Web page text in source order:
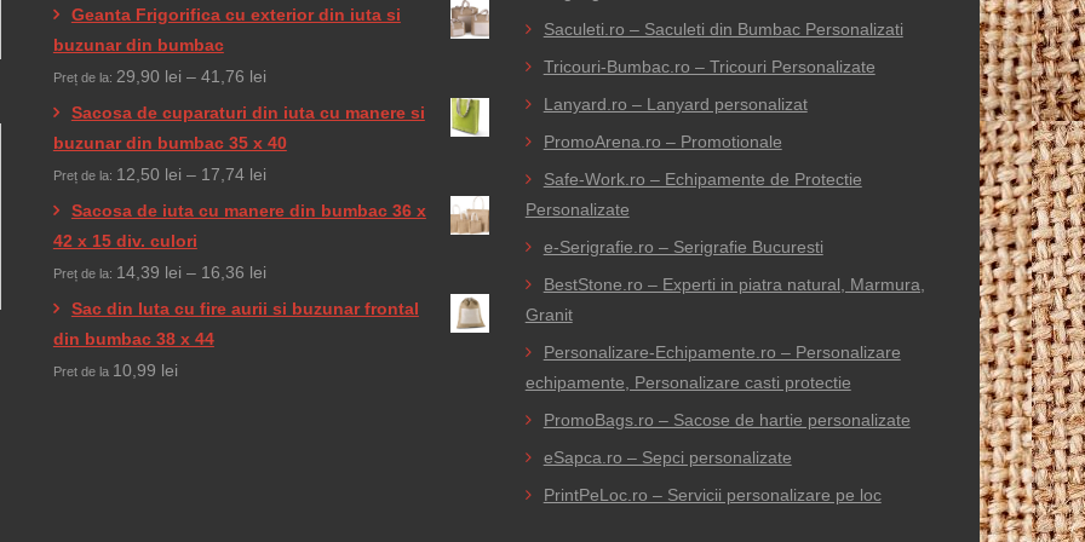
de
3,95 lei
Geanta Frigorifica cu exterior din iuta si
buzunar din bumbac
Preț de la: 29,90 lei – 41,76 leiInterval
de
prețuri:
29,90 lei
Sacosa de cuparaturi din iuta cu manere si
buzunar din bumbac 35 x 40
Preț de la: 12,50 lei – 17,74 leiInterval
12,50 lei
Sacosa de iuta cu manere din bumbac 36 x
42 x 15 div. culori
Preț de la: 14,39 lei – 16,36 leiInterval
de
Sac din Iuta cu fire aurii si buzunar frontal
din bumbac 38 x 44
Pret de la 10,99 lei
Saculeti.ro – Saculeti din Bumbac Personalizati
Tricouri-Bumbac.ro – Tricouri Personalizate
Lanyard.ro – Lanyard personalizat
PromoArena.ro – Promotionale
Safe-Work.ro – Echipamente de Protectie
Personalizate
e-Serigrafie.ro – Serigrafie Bucuresti
BestStone.ro – Experti in piatra natural, Marmura,
Granit
Personalizare-Echipamente.ro – Personalizare
echipamente, Personalizare casti protectie
PromoBags.ro – Sacose de hartie personalizate
eSapca.ro – Sepci personalizate
PrintPeLoc.ro – Servicii personalizare pe loc